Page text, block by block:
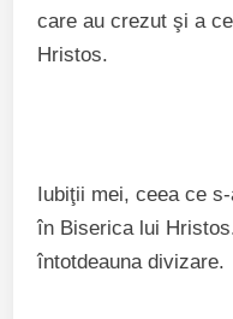
care au crezut şi a
Hristos.
Iubiţii mei, ceea ce
în Biserica lui
întotdeauna divizare.